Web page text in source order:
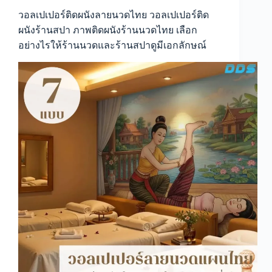
ภาพ
ติด
ผนัง
นวด
แผน
ไทย
วอลเปเปอร์
ลาย
ไทย
ติด
ร้าน
นวด
ร้าน
นวด
ให้
มี
บรรยากาศ
วอลเปเปอร์ติดผนังลายนวดไทย วอลเปเปอร์ติด
ผนังร้านสปา ภาพติดผนังร้านนวดไทย เลือก
อย่างไรให้ร้านนวดและร้านสปาดูมีเอกลักษณ์